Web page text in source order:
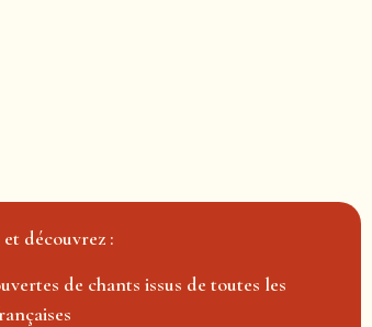
découvrez :
de chants issus de toutes les